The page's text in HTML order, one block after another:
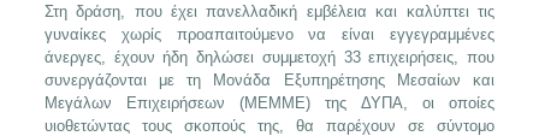
Στη δράση, που έχει πανελλαδική εμβέλεια και καλύπτει τις
γυναίκες χωρίς προαπαιτούμενο να είναι εγγεγραμμένες
άνεργες, έχουν ήδη δηλώσει συμμετοχή 33 επιχειρήσεις, που
συνεργάζονται με τη Μονάδα Εξυπηρέτησης Μεσαίων και
Μεγάλων Επιχειρήσεων (ΜΕΜΜΕ) της ΔΥΠΑ, οι οποίες
υιοθετώντας τους σκοπούς της, θα παρέχουν σε σύντομο